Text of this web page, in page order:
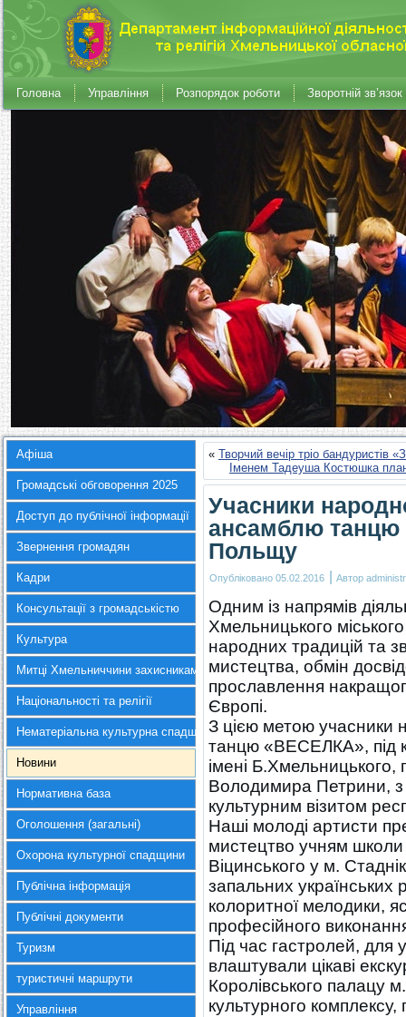
Головна Управління Розпорядок роботи Зворотній зв’язок
Афіша
Громадські обговорення 2025
Доступ до публічної інформації
Звернення громадян
Кадри
Консультації з громадськістю
Культура
Митці Хмельниччини захисникам України
Національності та релігії
Нематеріальна культурна спадщина
Новини
Нормативна база
Оголошення (загальні)
Охорона культурної спадщини
Публічна інформація
Публічні документи
Туризм
туристичні маршрути
Управління
« Творчий вечір тріо бандуристів
Іменем Тадеуша Костюшка
Учасники
ансамблю танцю
Польщу
Опубліковано 05.02.2016 | Автор
Одним із напрямів
Хмельницького
народних традицій та
мистецтва, обмін
прославлення
Європі.
З цією метою учасники
танцю «ВЕСЕЛКА», під
імені
Володимира Петрини, з
культурним візитом
Наші молоді артисти
мистецтво учням
Віцинського у м.
запальних українських
колоритної мелодики,
професійного
Під час гастролей, для
влаштували цікаві
Королівського палацу
культурного